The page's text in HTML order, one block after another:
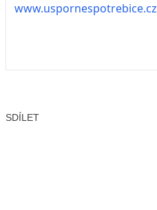
www.uspornespotrebice.cz
SDÍLET